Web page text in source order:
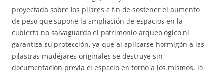
proyectada sobre los pilares a fin de sostener el aumento
de peso que supone la ampliación de espacios en la
cubierta no salvaguarda el patrimonio arqueológico ni
garantiza su protección, ya que al aplicarse hormigón a las
pilastras mudéjares originales se destruye sin
documentación previa el espacio en torno a los mismos, lo